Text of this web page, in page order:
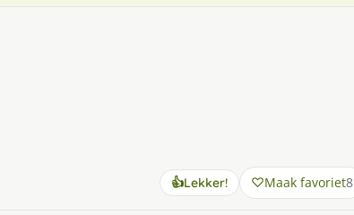
👍Lekker! Maak favoriet8